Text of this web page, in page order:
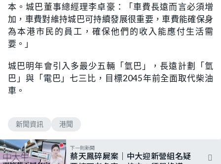
本。城巴董事總經理李卓豪：「車費長遠而言必須增
加，車費對維持城巴可持續發展很重要，車費能確保身
為本港市民的員工，確保他們的收入能應付生活需
要。」
城巴明年會引入多最少五輛「氫巴」，長遠計劃「氫
巴」與「電巴」七三比，目標2045年前全面取代柴油
車。
新聞資訊 港聞
下一則新聞
蔡天鳳碎屍案｜中大迎新營組名疑